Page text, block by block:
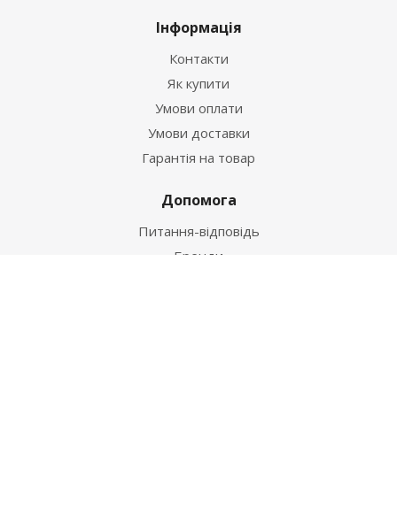
Інформація
Контакти
Як купити
Умови оплати
Умови доставки
Гарантія на товар
Допомога
Питання-відповідь
Бренди